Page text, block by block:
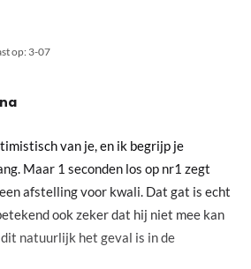
op: 3-07
van je, en ik begrijp je
Maar 1 seconden los op nr1 zegt
afstelling voor kwali. Dat gat is echt
ook zeker dat hij niet mee kan
natuurlijk het geval is in de